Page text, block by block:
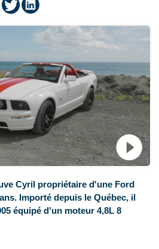
Cyril propriétaire d'une Ford
Importé depuis le Québec, il
équipé d'un moteur 4,8L 8